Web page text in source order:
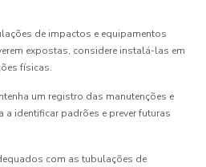
de impactos e equipamentos
expostas, considere instalá-las em
físicas.
um registro das manutenções e
identificar padrões e prever futuras
com as tubulações de